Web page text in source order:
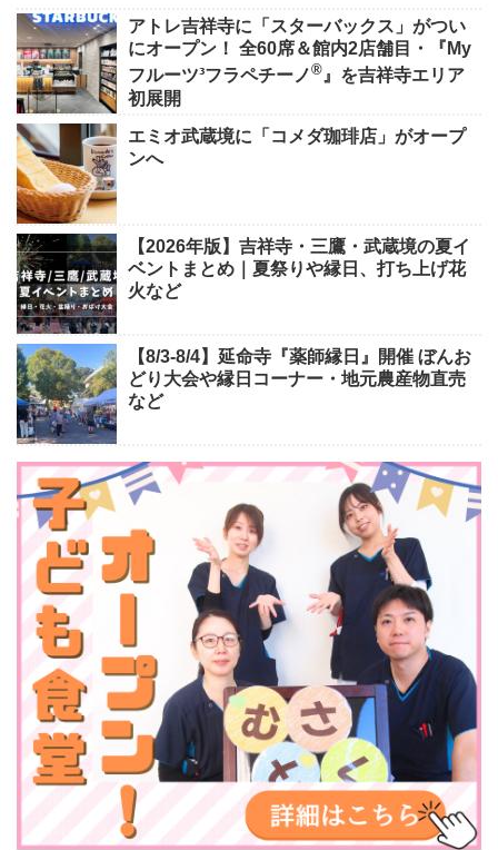
アトレ吉祥寺に「スターバックス」がつい
にオープン！ 全60席＆館内2店舗目・『My
フルーツ³フラペチーノ®』を吉祥寺エリア
初展開
エミオ武蔵境に「コメダ珈琲店」がオープ
ンへ
【2026年版】吉祥寺・三鷹・武蔵境の夏イ
ベントまとめ｜夏祭りや縁日、打ち上げ花
火など
【8/3-8/4】延命寺『薬師縁日』開催 ぼんお
どり大会や縁日コーナー・地元農産物直売
など